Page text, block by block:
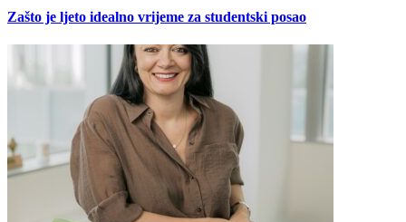
Zašto je ljeto idealno vrijeme za studentski posao